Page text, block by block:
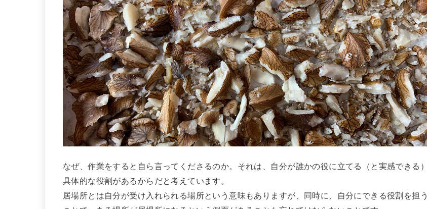
なぜ、作業をすると自ら言ってくださるのか。それは、自分が誰かの役に立てる（と実感できる）
具体的な役割があるからだと考えています。
居場所とは自分が受け入れられる場所という意味もありますが、同時に、自分にできる役割を担う